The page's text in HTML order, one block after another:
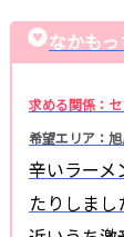
なかもっ
求める関係：
希望エリア：
辛いラーメ
たりしま